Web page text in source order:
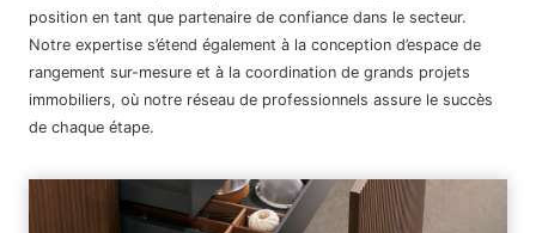
position en tant que partenaire de confiance dans le secteur.
Notre expertise s’étend également à la conception d’espace de
rangement sur-mesure et à la coordination de grands projets
immobiliers, où notre réseau de professionnels assure le succès
de chaque étape.